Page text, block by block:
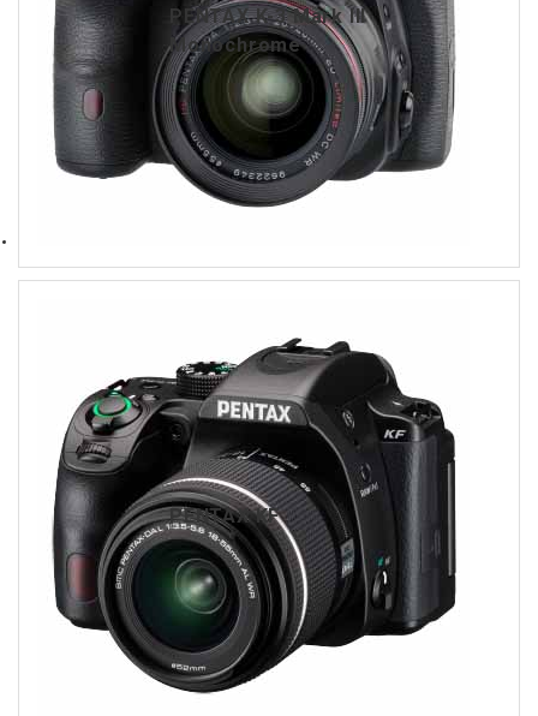
PENTAX K-3 Mark III
Monochrome
PENTAX KF